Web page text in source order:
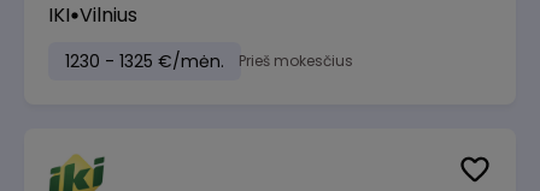
IKI Vilnius
1230 - 1325 €/mėn. Prieš mokesčius